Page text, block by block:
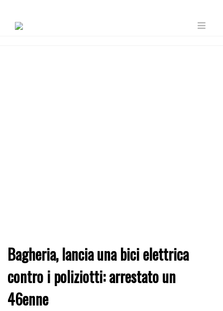
Bagheria, lancia una bici elettrica
contro i poliziotti: arrestato un
46enne